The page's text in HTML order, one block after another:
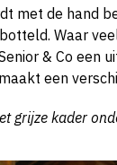
met de hand
Waar
& Co een
een
grijze kader